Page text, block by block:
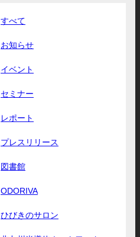
すべて
お知らせ
イベント
セミナー
レポート
プレスリリース
図書館
ODORIVA
ひびきのサロン